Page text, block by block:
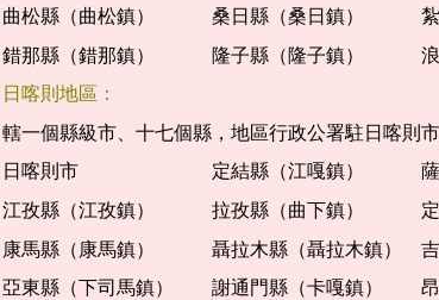
曲松縣（曲松鎮） 桑日縣（桑日鎮） 紮囊
錯那縣（錯那鎮） 隆子縣（隆子鎮） 浪卡
日喀則地區：
轄一個縣級市、十七個縣，地區行政公署駐日喀則市
日喀則市 定結縣（江嘎鎮） 薩迦縣
江孜縣（江孜鎮） 拉孜縣（曲下鎮） 定日
康馬縣（康馬鎮） 聶拉木縣（聶拉木鎮） 吉
亞東縣（下司馬鎮） 謝通門縣（卡嘎鎮） 昂